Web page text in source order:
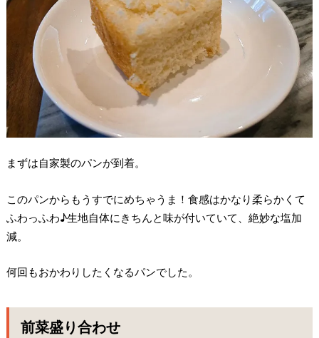
まずは自家製のパンが到着。
このパンからもうすでにめちゃうま！食感はかなり柔らかくて
ふわっふわ♪生地自体にきちんと味が付いていて、絶妙な塩加
減。
何回もおかわりしたくなるパンでした。
前菜盛り合わせ